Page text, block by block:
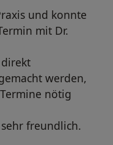
und konnte
mit Dr.
werden,
nötig
freundlich.